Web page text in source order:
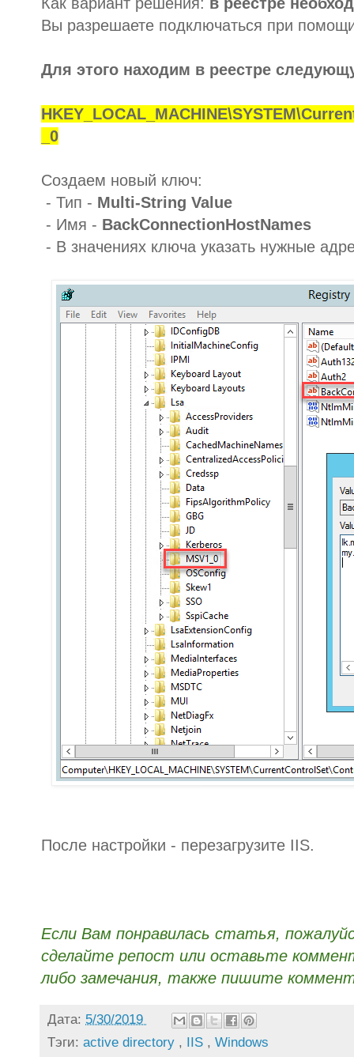
Вы разрешаете подключаться при
Для этого находим в реестре
_0
Создаем новый ключ:
- Тип - Multi-String Value
- Имя - BackConnectionHostNames
- В значениях ключа указать нужные
После настройки - перезагрузите IIS.
Если Вам понравилась статья,
сделайте репост или оставьте
либо замечания, также пишите
Дата: 5/30/2019
Тэги: active directory , IIS , Windows